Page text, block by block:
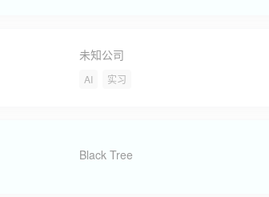
未知公司
AI 实习
Black Tree